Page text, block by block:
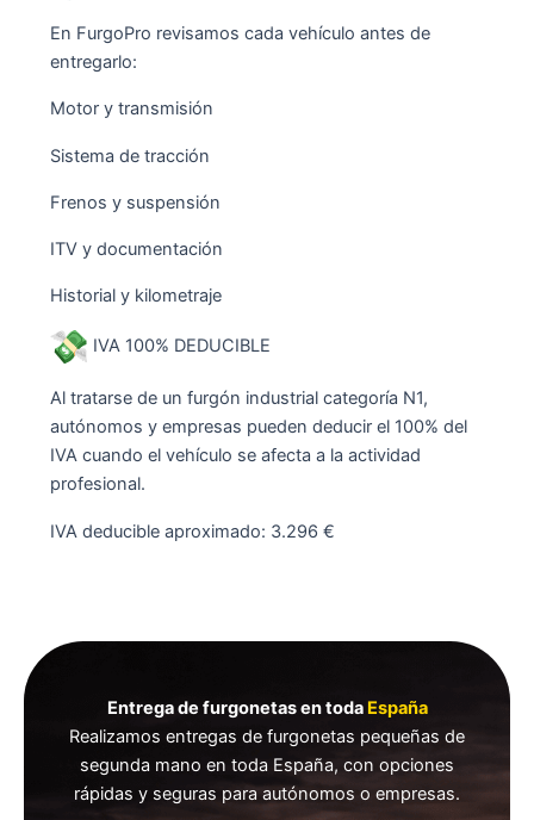
En FurgoPro revisamos cada vehículo antes de
entregarlo:
Motor y transmisión
Sistema de tracción
Frenos y suspensión
ITV y documentación
Historial y kilometraje
IVA 100% DEDUCIBLE
Al tratarse de un furgón industrial categoría N1,
autónomos y empresas pueden deducir el 100% del
IVA cuando el vehículo se afecta a la actividad
profesional.
IVA deducible aproximado: 3.296 €
Entrega de furgonetas en toda España
Realizamos entregas de furgonetas pequeñas de
segunda mano en toda España, con opciones
rápidas y seguras para autónomos o empresas.